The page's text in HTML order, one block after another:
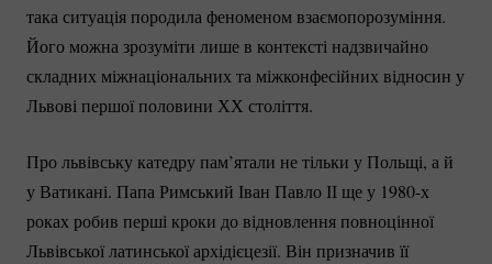
така ситуація породила феноменом взаємопорозуміння.
Його можна зрозуміти лише в контексті надзвичайно
складних міжнаціональних та міжконфесійних відносин у
Львові першої половини ХХ століття.
Про львівську катедру пам’ятали не тільки у Польщі, а й
у Ватикані. Папа Римський Іван Павло ІІ ще у 1980-х
роках робив перші кроки до відновлення повноцінної
Львівської латинської архідієцезії. Він призначив її